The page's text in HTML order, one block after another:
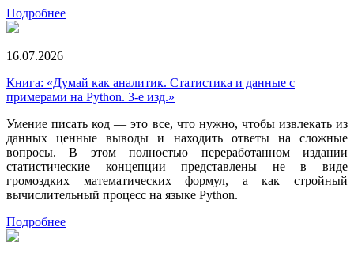
Подробнее
16.07.2026
Книга: «Думай как аналитик. Статистика и данные с
примерами на Python. 3-е изд.»
Умение писать код — это все, что нужно, чтобы извлекать из
данных ценные выводы и находить ответы на сложные
вопросы. В этом полностью переработанном издании
статистические концепции представлены не в виде
громоздких математических формул, а как стройный
вычислительный процесс на языке Python.
Подробнее